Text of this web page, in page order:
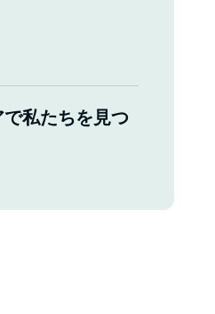
私たちを見つ